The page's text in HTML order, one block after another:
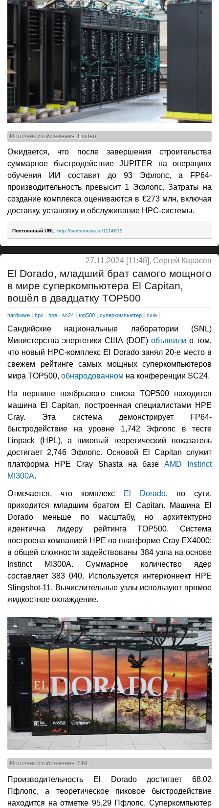
Источник изображения: Eviden
Ожидается, что после завершения строительства
суммарное быстродействие JUPITER на операциях
обучения ИИ составит до 93 Эфлопс, а FP64-
производительность превысит 1 Эфлопс. Затраты на
создание комплекса оцениваются в €273 млн, включая
доставку, установку и обслуживание НРС-системы.
Постоянный URL: http://servernews.ru/1114815
27.11.2024 [11:48], Сергей Карасёв
El Dorado, младший брат самого мощного
в мире суперкомпьютера El Capitan,
вошёл в двадцатку TOP500
hardware hpc hpe sc24 top500 суперкомпьютер сша
Сандийские национальные лаборатории (SNL)
Министерства энергетики США (DOE) объявили о том,
что новый НРС-комплекс El Dorado занял 20-е место в
свежем рейтинге самых мощных суперкомпьютеров
мира TOP500, обнародованном на конференции SC24.
На вершине ноябрьского списка TOP500 находится
машина El Capitan, построенная специалистами HPE
Cray. Эта система демонстрирует FP64-
быстродействие на уровне 1,742 Эфлопс в тесте
Linpack (HPL), а пиковый теоретический показатель
достигает 2,746 Эфлопс. Основой El Capitan служит
платформа HPE Cray Shasta на базе AMD Instinct
MI300A.
Отмечается, что комплекс El Dorado, по сути,
приходится младшим братом El Capitan. Машина El
Dorado меньше по масштабу, но архитектурно
идентична лидеру рейтинга TOP500. Система
построена компанией HPE на платформе Cray EX4000:
в общей сложности задействованы 384 узла на основе
Instinct MI300A. Суммарное количество ядер
составляет 383 040. Используется интерконнект HPE
Slingshot-11. Вычислительные узлы используют прямое
жидкостное охлаждение.
Источник изображения: SNL
Производительность El Dorado достигает 68,02
Пфлопс, а теоретическое пиковое быстродействие
находится на отметке 95,29 Пфлопс. Суперкомпьютер